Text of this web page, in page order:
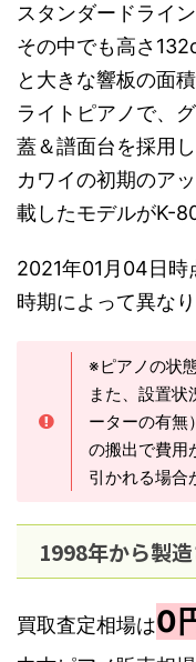
スタンダードライ
その中でも高さ
と大きな響板の面
ライトピアノで、
蓋＆譜面台を採用
カワイの初期のア
載したモデルがK-
2021年01月04日時
時期によって異なり
※ピアノの状
また、設置
ーターの有無
の搬出で費用
引かれる場合
1998年から製
買取査定相場は0